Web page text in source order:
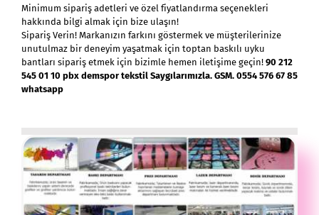
Minimum sipariş adetleri ve özel fiyatlandırma seçenekleri
hakkında bilgi almak için bize ulaşın!
Sipariş Verin! Markanızın farkını göstermek ve müşterilerinize
unutulmaz bir deneyim yaşatmak için toptan baskılı uyku
bantları sipariş etmek için bizimle hemen iletişime geçin! 90 212
545 01 10 pbx demspor tekstil Saygılarımızla. GSM. 0554 576 67 85
whatsapp